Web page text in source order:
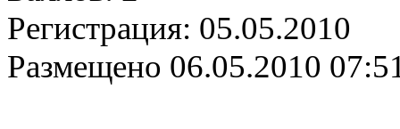
Регистрация: 05.05.2010
Размещено 06.05.2010